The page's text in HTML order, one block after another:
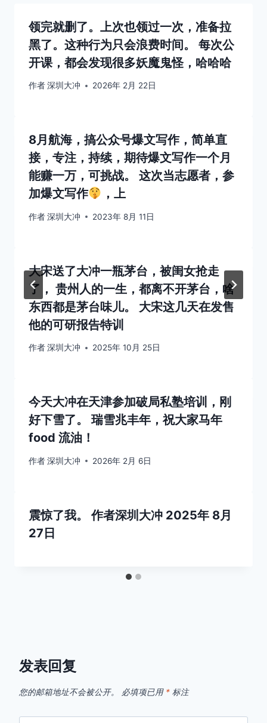
领完就删了。上次也领过一次，准备拉
黑了。这种行为只会浪费时间。 每次公
开课，都会发现很多妖魔鬼怪，哈哈哈
作者深圳大冲 2026年 2月 22日
8月航海，搞公众号爆文写作，简单直
接，专注，持续，期待爆文写作一个月
能赚一万，可挑战。 这次当志愿者，参
加爆文写作
，上
作者深圳大冲 2023年 8月 11日
大宋送了大冲一瓶茅台，被闺女抢走
了， 贵州人的一生，都离不开茅台，啥
东西都是茅台味儿。 大宋这几天在发售
他的可研报告特训
作者深圳大冲 2025年 10月 25日
今天大冲在天津参加破局私塾培训，刚
好下雪了。 瑞雪兆丰年，祝大家马年
food 流油！
作者深圳大冲 2026年 2月 6日
震惊了我。作者深圳大冲 2025年 8月
27日
发表回复
您的邮箱地址不会被公开。 必填项已用 * 标注